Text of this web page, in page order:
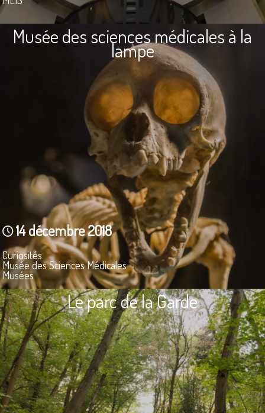
Musée des sciences médicales à la
lampe
14 décembre 2018
Curiosités
Musée des Sciences Médicales
Musées
Le parc de la Garde